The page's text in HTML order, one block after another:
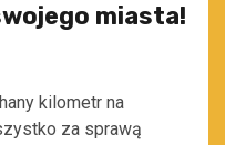
miasta!
kilometr na
za sprawą